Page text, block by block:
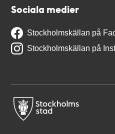
Sociala medier
Stockholmskällan på
Stockholmskällan på